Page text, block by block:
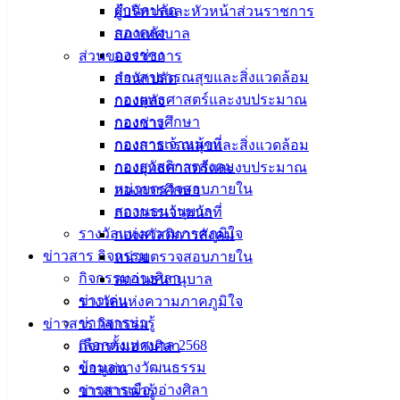
สำนักปลัด
กองคลัง
กองช่าง
กองสาธารณสุขและสิ่งแวดล้อม
กองยุทธศาสตร์และงบประมาณ
กองการศึกษา
กองการเจ้าหน้าที่
กองสวัสดิการสังคม
หน่วยตรวจสอบภายใน
สถานธนานุบาล
รางวัลแห่งความภาคภูมิใจ
ข่าวสาร กิจกรรม
กิจกรรมอ่างศิลา
ข่าวเด่น
ข่าวสารน่ารู้
เลือกตั้งเทศบาล 2568
ข้อมูลทางวัฒนธรรม
วารสารเมืองอ่างศิลา
ผู้บริหารและหัวหน้าส่วนราชการ
สภาเทศบาล
ส่วนของราชการ
สำนักปลัด
กองคลัง
กองช่าง
กองสาธารณสุขและสิ่งแวดล้อม
กองยุทธศาสตร์และงบประมาณ
กองการศึกษา
กองการเจ้าหน้าที่
กองสวัสดิการสังคม
หน่วยตรวจสอบภายใน
สถานธนานุบาล
รางวัลแห่งความภาคภูมิใจ
ข่าวสาร กิจกรรม
กิจกรรมอ่างศิลา
ข่าวเด่น
ข่าวสารน่ารู้
038-142-100-104
บริการประชาชน
ดาวน์โหลดแบบฟอร์ม, เอกสาร
คู่มือสำหรับประชาชน/คู่มือการปฏิบัติงาน
ข่าวสารน่ารู้
ศุนย์ข้อมูลข่าวสารอิเล็กทรอนิกส์
องค์ความรู้ (Knowledge Management)
ติดต่อเทศบาล
สายตรงนายก
ประวัติเทศบาล
ผู้บริหารและหัวหน้าส่วนราชการ
สภาเทศบาล
สงวนลิขสิทธิ์ © 2563 เทศบาลเมืองอ่างศิลา จังหวัดชลบุรี |